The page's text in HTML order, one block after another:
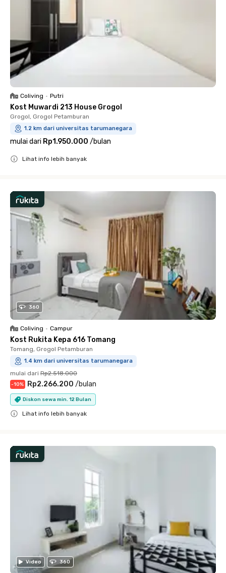
Coliving • Putri
Kost Muwardi 213 House Grogol
Grogol, Grogol Petamburan
1.2 km dari universitas tarumanegara
mulai dari Rp1.950.000 /bulan
Lihat info lebih banyak
360
Coliving • Campur
Kost Rukita Kepa 616 Tomang
Tomang, Grogol Petamburan
1.4 km dari universitas tarumanegara
mulai dari Rp2.518.000
-10% Rp2.266.200 /bulan
Diskon sewa min. 12 Bulan
Lihat info lebih banyak
Video 360